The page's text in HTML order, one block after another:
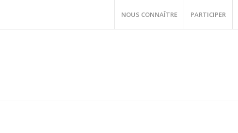
NOUS CONNAÎTRE PARTICIPER